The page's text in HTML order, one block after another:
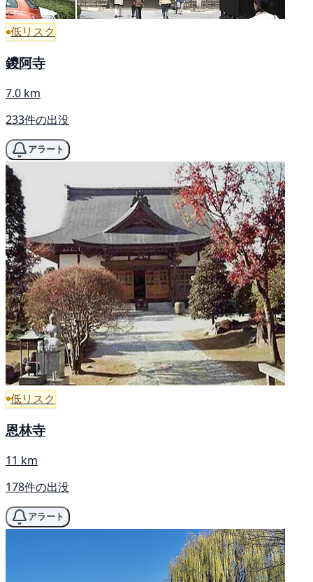
低リスク
鑁阿寺
7.0 km
233件の出没
アラート
低リスク
恩林寺
11 km
178件の出没
アラート